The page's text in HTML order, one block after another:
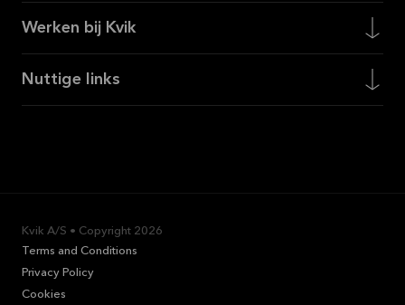
Werken bij Kvik
Nuttige links
Kvik A/S • Copyright 2026
Terms and Conditions
Privacy Policy
Cookies